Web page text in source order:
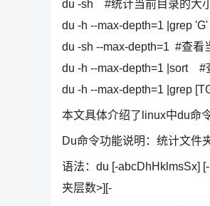
du -sh #统计当前目录的大
du -h --max-depth=1 |grep
du -sh --max-depth=1 #查看
du -h --max-depth=1 |sort #
du -h --max-depth=1 |grep
本文具体介绍了linux中du命
Du命令功能说明：统计文件
语法：du [-abcDhHklmsSx]
夹层数>][-